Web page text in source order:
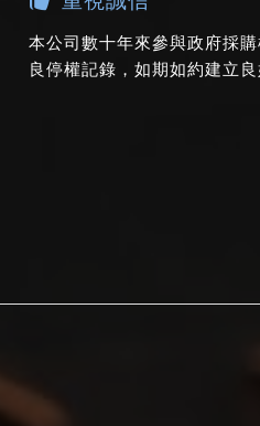
本公司數十年來參與政府採
良停權記錄，如期如約建立良